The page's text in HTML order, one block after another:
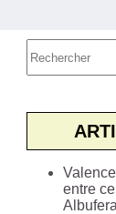
résultat
entre
Albufera